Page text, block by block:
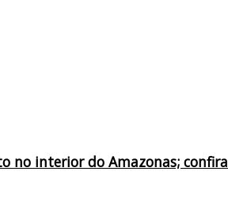
no interior do Amazonas; confira